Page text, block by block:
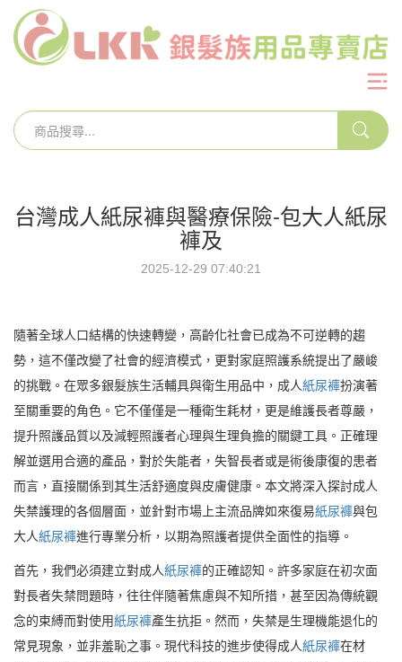
台灣成人紙尿褲與醫療保險-包大人紙尿
褲及
2025-12-29 07:40:21
隨著全球人口結構的快速轉變，高齡化社會已成為不可逆轉的趨
勢，這不僅改變了社會的經濟模式，更對家庭照護系統提出了嚴峻
的挑戰。在眾多銀髮族生活輔具與衛生用品中，成人紙尿褲扮演著
至關重要的角色。它不僅僅是一種衛生耗材，更是維護長者尊嚴，
提升照護品質以及減輕照護者心理與生理負擔的關鍵工具。正確理
解並選用合適的產品，對於失能者，失智長者或是術後康復的患者
而言，直接關係到其生活舒適度與皮膚健康。本文將深入探討成人
失禁護理的各個層面，並針對市場上主流品牌如來復易紙尿褲與包
大人紙尿褲進行專業分析，以期為照護者提供全面性的指導。
首先，我們必須建立對成人紙尿褲的正確認知。許多家庭在初次面
對長者失禁問題時，往往伴隨著焦慮與不知所措，甚至因為傳統觀
念的束縛而對使用紙尿褲產生抗拒。然而，失禁是生理機能退化的
常見現象，並非羞恥之事。現代科技的進步使得成人紙尿褲在材